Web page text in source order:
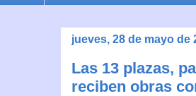
jueves, 28 de mayo de
Las 13 plazas,
reciben obras